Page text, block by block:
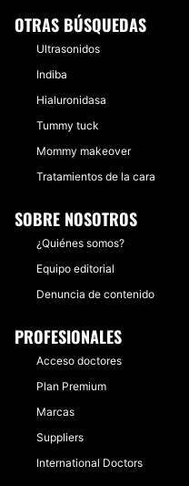
OTRAS BÚSQUEDAS
Ultrasonidos
Indiba
Hialuronidasa
Tummy tuck
Mommy makeover
Tratamientos de la cara
SOBRE NOSOTROS
¿Quiénes somos?
Equipo editorial
Denuncia de contenido
PROFESIONALES
Acceso doctores
Plan Premium
Marcas
Suppliers
International Doctors